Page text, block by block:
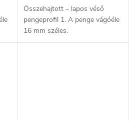
Összehajtott – lapos véső
pengeprofil 1. A penge vágóéle
16 mm széles.